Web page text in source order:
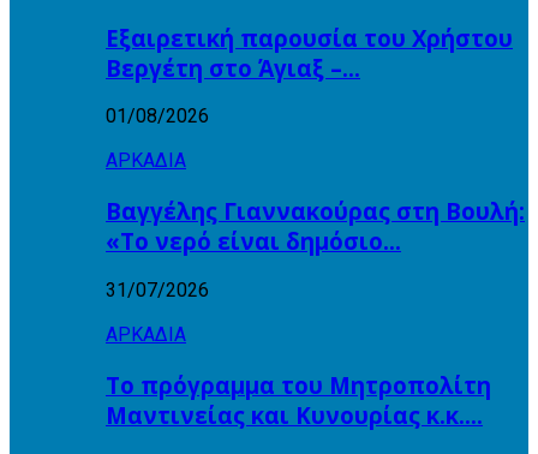
Εξαιρετική παρουσία του Χρήστου
Βεργέτη στο Άγιαξ –…
01/08/2026
ΑΡΚΑΔΙΑ
Βαγγέλης Γιαννακούρας στη Βουλή:
«Το νερό είναι δημόσιο…
31/07/2026
ΑΡΚΑΔΙΑ
Το πρόγραμμα του Μητροπολίτη
Μαντινείας και Κυνουρίας κ.κ….